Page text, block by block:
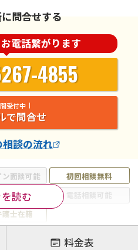
ン面談可能
初回相談無料
電話可能
電話相談可能
護士在籍
読む
問合せする
電話繋がります
4855
受付中
で問合せ
相談の流れ
料金表